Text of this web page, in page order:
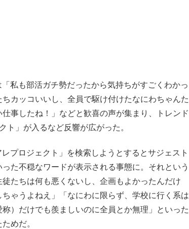
私も部活ガチ勢だったから気持ちがすごくわかっ
カッコいいし、全員で駆け付けたなにわちゃんた
事したね！」などと歓喜の声が集まり、トレンド
ト」が入るなど反響が広がった。
プロジェクト」を検索しようとするとサジェスト
た不穏なワードが表示される事態に。それという
たちは何も悪くないし、企画もよかったんだけ
ゃうよねえ」「なにわに限らず、学校に行く系は
）だけでも羨ましいのに全員とか無理」といった
めだ。